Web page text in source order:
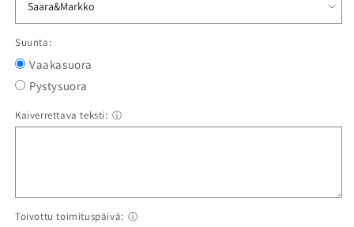
Suunta:
Vaakasuora
Pystysuora
Kaiverrettava teksti: ⓘ
Toivottu toimituspäivä: ⓘ